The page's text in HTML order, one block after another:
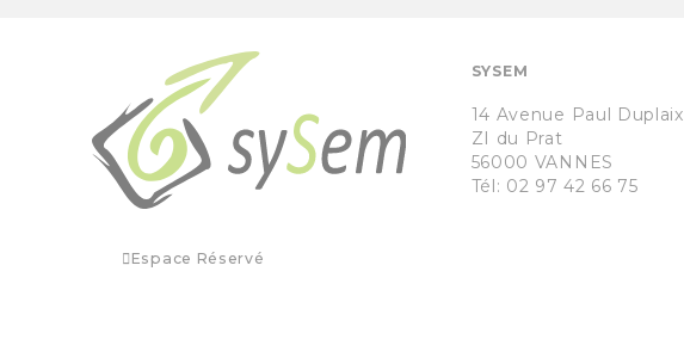
Espace Réservé
SYSEM
14 Avenue Paul Duplaix
ZI du Prat
56000 VANNES
Tél: 02 97 42 66 75